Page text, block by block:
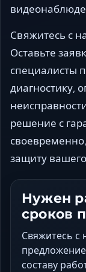
Свяжитесь с
Оставьте
специалисты
диагностику,
решение с
защиту
Нужен
сроков
Свяжитесь с
составу